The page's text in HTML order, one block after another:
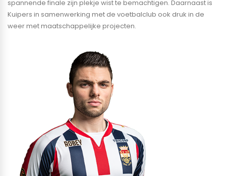
spannende finale zijn plekje wist te bemachtigen. Daarnaast is
Kuipers in samenwerking met de voetbalclub ook druk in de
weer met maatschappelijke projecten.